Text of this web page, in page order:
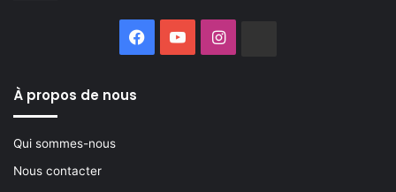
Facebook
YouTubeInstagram
À propos de nous
Qui sommes-nous
Nous contacter